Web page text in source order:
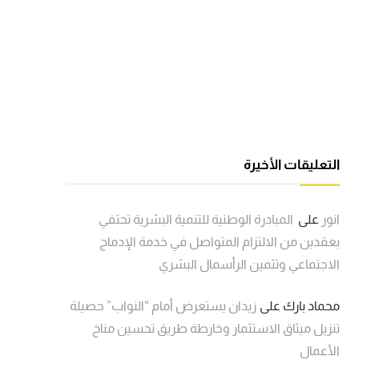
التعليقات الأخيرة
انور على المبادرة الوطنية للتنمية البشرية تحتفي
بعقدين من الالتزام المتواصل في خدمة الإدماج
الاجتماعي وتثمين الرأسمال البشري
محماد بارك على زيدان يستعرض أمام “النواب” حصيلة
تنزيل ميثاق الاستثمار وخارطة طريق تحسين مناخ
الأعمال